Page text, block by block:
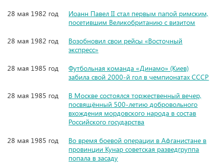
28 мая 1982 год
Иоанн Павел II стал первым папой римским,
посетившим Великобританию с визитом
28 мая 1982 год
Возобновил свои рейсы «Восточный
экспресс»
28 мая 1985 год
Футбольная команда «Динамо» (Киев)
забила свой 2000-й гол в чемпионатах СССР
28 мая 1985 год
В Москве состоялся торжественный вечер,
посвящённый 500-летию добровольного
вхождения мордовского народа в состав
Российского государства
28 мая 1985 год
Во время боевой операции в Афганистане в
провинции Кунар советская разведгруппа
попала в засаду